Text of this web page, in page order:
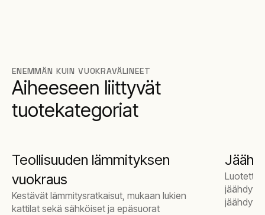
ENEMMÄN KUIN VUOKRAVÄLINEET
Aiheeseen liittyvät
tuotekategoriat
Teollisuuden lämmityksen
vuokraus
Kestävät lämmitysratkaisut, mukaan lukien
kattilat sekä sähköiset ja epäsuorat